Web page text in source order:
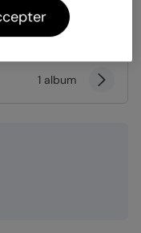
Satiné brillant
1 album